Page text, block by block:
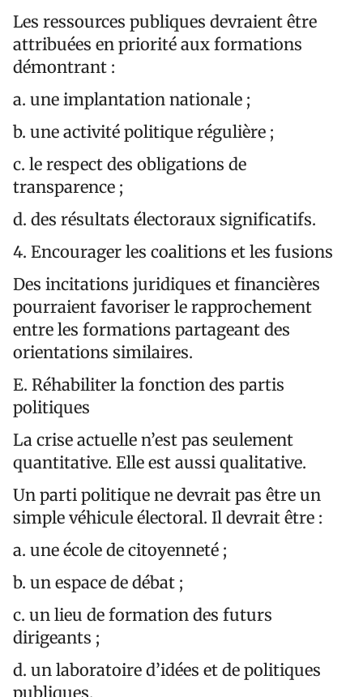
Les ressources publiques devraient être
attribuées en priorité aux formations
démontrant :
a. une implantation nationale ;
b. une activité politique régulière ;
c. le respect des obligations de
transparence ;
d. des résultats électoraux significatifs.
4. Encourager les coalitions et les fusions
Des incitations juridiques et financières
pourraient favoriser le rapprochement
entre les formations partageant des
orientations similaires.
E. Réhabiliter la fonction des partis
politiques
La crise actuelle n’est pas seulement
quantitative. Elle est aussi qualitative.
Un parti politique ne devrait pas être un
simple véhicule électoral. Il devrait être :
a. une école de citoyenneté ;
b. un espace de débat ;
c. un lieu de formation des futurs
dirigeants ;
d. un laboratoire d’idées et de politiques
publiques.